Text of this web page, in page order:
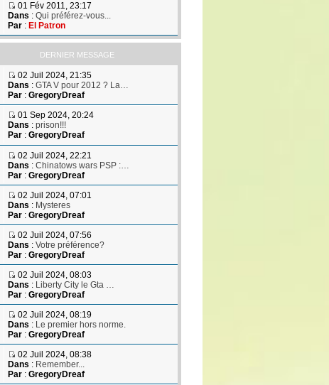
01 Fév 2011, 23:17
Dans : Qui préférez-vous...
Par: El Patron
DERNIER MESSAGE
02 Juil 2024, 21:35
Dans : GTA V pour 2012 ? La…
Par: GregoryDreaf
01 Sep 2024, 20:24
Dans : prison!!!
Par: GregoryDreaf
02 Juil 2024, 22:21
Dans : Chinatows wars PSP :…
Par: GregoryDreaf
02 Juil 2024, 07:01
Dans : Mysteres
Par: GregoryDreaf
02 Juil 2024, 07:56
Dans : Votre préférence?
Par: GregoryDreaf
02 Juil 2024, 08:03
Dans : Liberty City le Gta …
Par: GregoryDreaf
02 Juil 2024, 08:19
Dans : Le premier hors norme.
Par: GregoryDreaf
02 Juil 2024, 08:38
Dans : Remember...
Par: GregoryDreaf